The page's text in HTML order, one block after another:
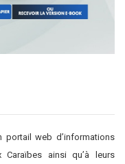
portail web d’informations
ainsi qu’à leurs